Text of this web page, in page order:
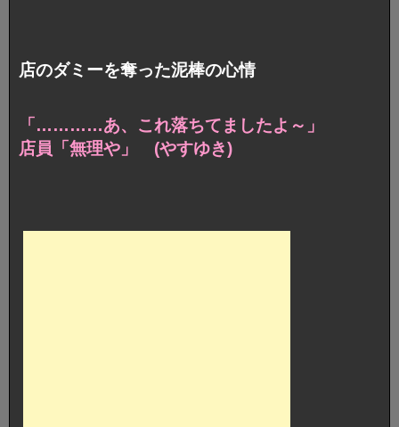
店のダミーを奪った泥棒の心情
「…………あ、これ落ちてましたよ～」
店員「無理や」 (やすゆき)